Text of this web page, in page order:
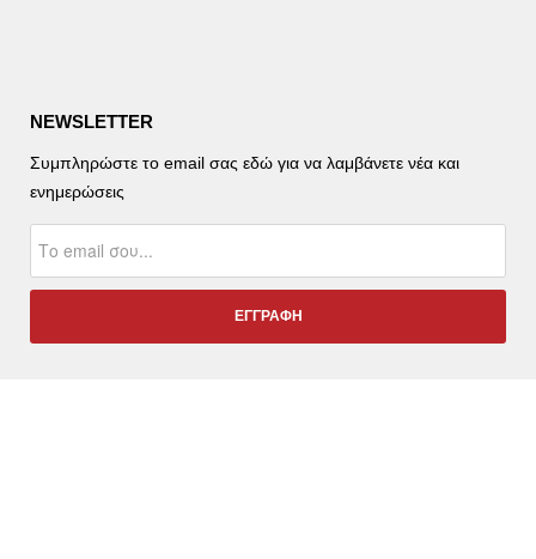
NEWSLETTER
Συμπληρώστε το email σας εδώ για να λαμβάνετε νέα και
ενημερώσεις